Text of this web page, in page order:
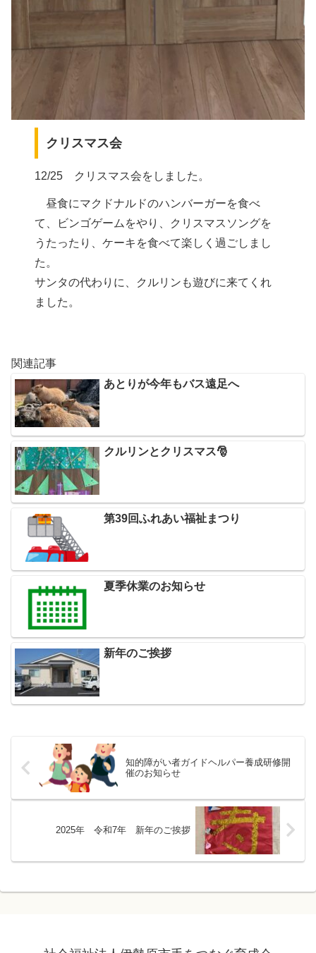
クリスマス会
12/25 クリスマス会をしました。
昼食にマクドナルドのハンバーガーを食べ
て、ビンゴゲームをやり、クリスマスソングを
うたったり、ケーキを食べて楽しく過ごしまし
た。
サンタの代わりに、クルリンも遊びに来てくれ
ました。
関連記事
あとりが今年もバス遠足へ
クルリンとクリスマス🎅
第39回ふれあい福祉まつり
夏季休業のお知らせ
新年のご挨拶
知的障がい者ガイドヘルパー養成研修開
催のお知らせ
2025年 令和7年 新年のご挨拶